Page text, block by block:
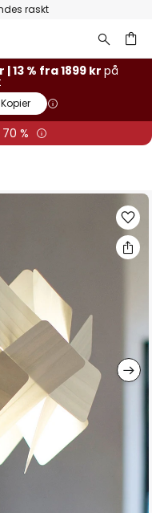
raskt
13 % fra 1899 krpå
Kopier
%